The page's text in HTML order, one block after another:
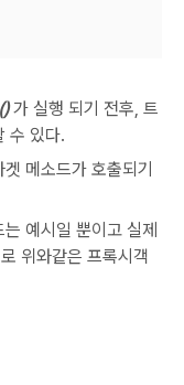
가 실행 되기 전후, 트
수 있다.
메소드가 호출되기
예시일 뿐이고 실제
위와같은 프록시객